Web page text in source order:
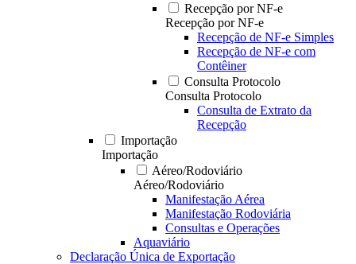
Recepção por NF-e
Recepção por NF-e
Recepção de NF-e Simples
Recepção de NF-e com
Contêiner
Consulta Protocolo
Consulta Protocolo
Consulta de Extrato da
Recepção
Importação
Importação
Aéreo/Rodoviário
Aéreo/Rodoviário
Manifestação Aérea
Manifestação Rodoviária
Consultas e Operações
Aquaviário
Declaração Única de Exportação